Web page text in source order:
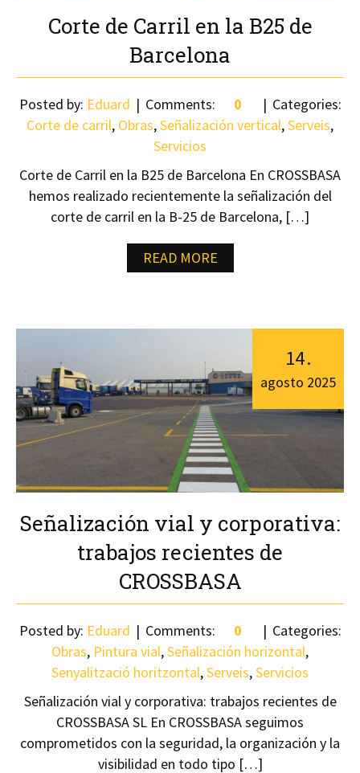
Corte de Carril en la B25 de
Barcelona
Posted by: Eduard Comments: 0
Categories:
Corte de carril, Obras,Señalización vertical,Serveis,
Servicios
Corte de Carril en la B25 de Barcelona En CROSSBASA
hemos realizado recientemente la señalización del
corte de carril en la B-25 de Barcelona, […]
READ MORE
Señalización vial y corporativa:
trabajos recientes de
CROSSBASA
14.
agosto 2025
Posted by: Eduard Comments: 0
Categories:
Obras, Pintura vial,Señalización horizontal,
Senyalització horitzontal,Serveis,Servicios
Señalización vial y corporativa: trabajos recientes de
CROSSBASA SL En CROSSBASA seguimos
comprometidos con la seguridad, la organización y la
visibilidad en todo tipo […]